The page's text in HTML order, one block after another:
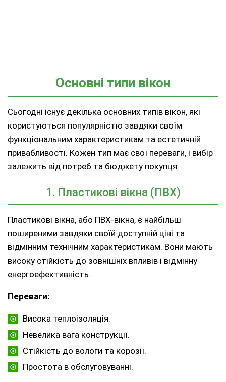
Основні типи вікон
Сьогодні існує декілька основних типів вікон, які
користуються популярністю завдяки своїм
функціональним характеристикам та естетичній
привабливості. Кожен тип має свої переваги, і вибір
залежить від потреб та бюджету покупця.
1. Пластикові вікна (ПВХ)
Пластикові вікна, або ПВХ-вікна, є найбільш
поширеними завдяки своїй доступній ціні та
відмінним технічним характеристикам. Вони мають
високу стійкість до зовнішніх впливів і відмінну
енергоефективність.
Переваги:
Висока теплоізоляція.
Невелика вага конструкції.
Стійкість до вологи та корозії.
Простота в обслуговуванні.